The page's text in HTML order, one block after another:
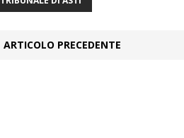
ARTICOLO PRECEDENTE